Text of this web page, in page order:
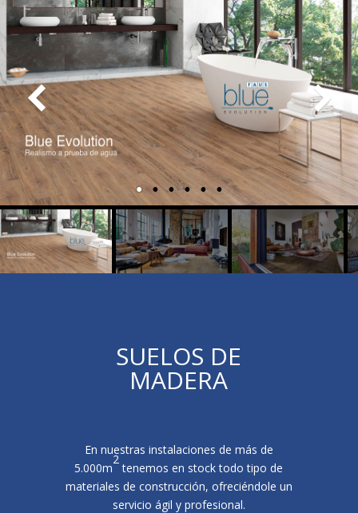
SUELOS DE
MADERA
En nuestras instalaciones de más de
5.000m
2
tenemos en stock todo tipo de
materiales de construcción, ofreciéndole un
servicio ágil y profesional.